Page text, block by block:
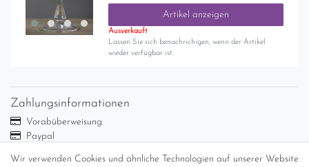
Artikel anzeigen
Ausverkauft
Lassen Sie sich benachrichigen, wenn der Artikel
wieder verfügbar ist.
Wir verwenden Cookies und ähnliche Technologien auf unserer Website
Zahlungsinformationen
Vorabüberweisung
Paypal